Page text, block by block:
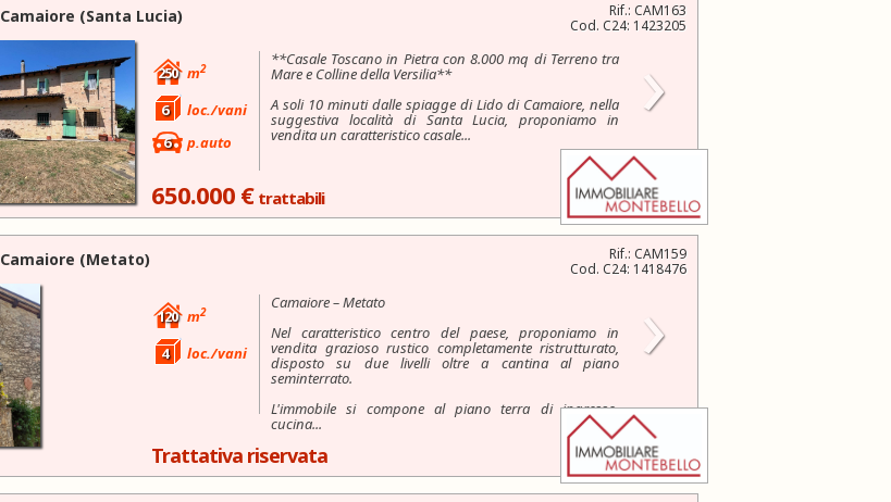
Rif.: CAM163
Cod. C24: 1423205
Camaiore (Santa Lucia)
250 m2
6
loc./vani
6
p.auto
**Casale Toscano in Pietra con 8.000 mq di Terreno tra
Mare e Colline della Versilia**
A soli 10 minuti dalle spiagge di Lido di Camaiore, nella
suggestiva località di Santa Lucia, proponiamo in
vendita un caratteristico casale... ›
650.000 € trattabili
Rif.: CAM159
Cod. C24: 1418476
Camaiore (Metato)
120 m2
4 loc./vani
Camaiore – Metato
Nel caratteristico centro del paese, proponiamo in
vendita grazioso rustico completamente ristrutturato,
disposto su due livelli oltre a cantina al piano
seminterrato.
L'immobile si compone al piano terra di ingresso,
cucina...
›
Trattativa riservata